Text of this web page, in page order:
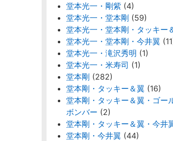
堂本光一・剛紫 (4)
堂本光一・堂本剛 (59)
堂本光一・堂本剛・タッキー
堂本光一・堂本剛・今井翼
堂本光一・滝沢秀明 (1)
堂本光一・米寿司 (1)
堂本剛 (282)
堂本剛・タッキー＆翼 (16)
堂本剛・タッキー＆翼・ゴー
ボンバー (2)
堂本剛・タッキー＆翼・今井
堂本剛・今井翼 (44)